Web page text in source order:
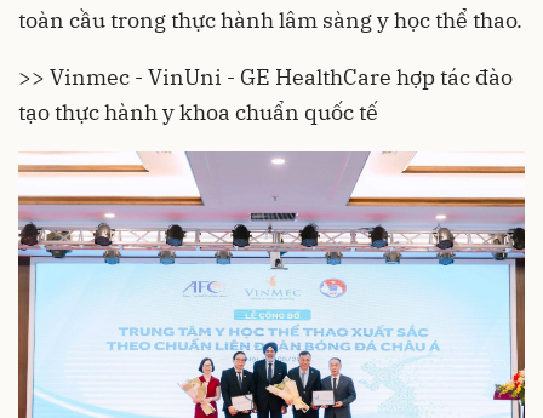
toàn cầu trong thực hành lâm sàng y học thể thao.
>> Vinmec - VinUni - GE HealthCare hợp tác đào
tạo thực hành y khoa chuẩn quốc tế